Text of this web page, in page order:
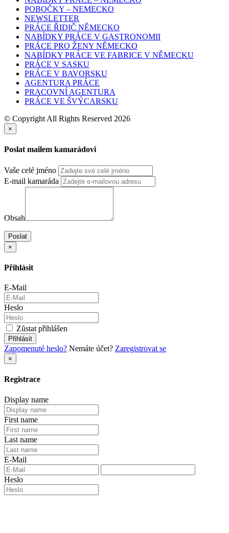
UŽIVATEL
NABÍDKY PRÁCE – NEMECKO
POBOČKY – NEMECKO
NEWSLETTER
PRÁCE ŘIDIČ NĚMECKO
NABÍDKY PRÁCE V GASTRONOMII
PRÁCE PRO ŽENY NĚMECKO
NABÍDKY PRÁCE VE FABRICE V NĚMECKU
PRÁCE V SASKU
AGENTURA PRÁCE
×
Poslat mailem kamarádovi
E-mail kamaráda
Obsah
×
Přihlásit
E-Mail
Heslo
Zůstat přihlášen
Přihlásit
Zapomenuté heslo?
×
Registrace
Display name
First name
Last name
E-Mail